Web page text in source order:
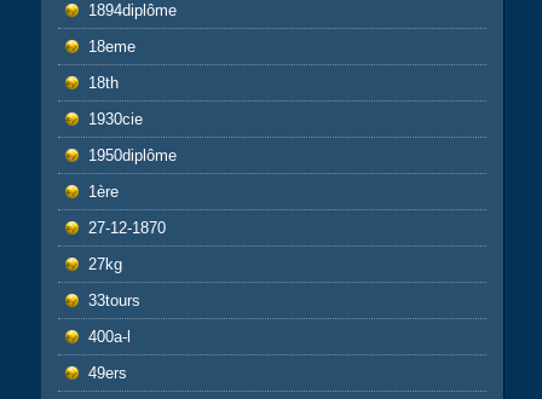
1894diplôme
18eme
18th
1930cie
1950diplôme
1ère
27-12-1870
27kg
33tours
400a-l
49ers